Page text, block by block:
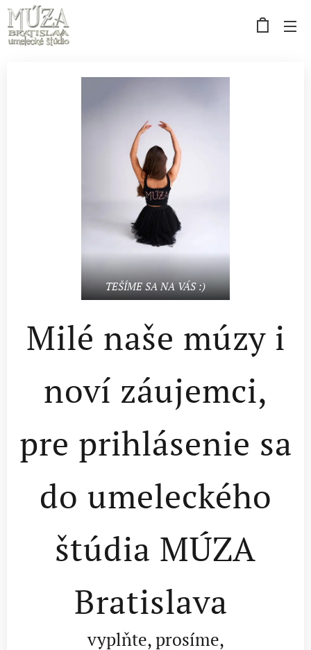
TEŠÍME SA NA VÁS :)
Milé naše múzy i
noví záujemci,
pre prihlásenie sa
do umeleckého
štúdia MÚZA
Bratislava
vyplňte, prosíme,